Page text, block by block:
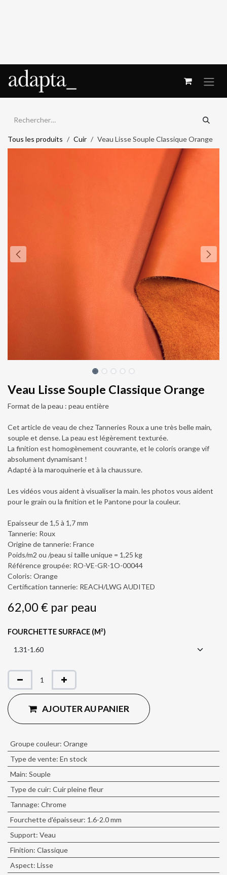
Tous les produits Cuir Veau Lisse Souple Classique Orange
Veau Lisse Souple Classique Orange
Format de la peau : peau entière
Cet article de veau de chez Tanneries Roux a une très belle main,
souple et dense. La peau est légèrement texturée.
La finition est homogènement couvrante, et le coloris orange vif
absolument dynamisant !
Adapté à la maroquinerie et à la chaussure.
Les vidéos vous aident à visualiser la main. les photos vous aident
pour le grain ou la finition et le Pantone pour la couleur.
Epaisseur de 1,5 à 1,7 mm
Tannerie: Roux
Origine de tannerie: France
Poids/m2 ou /peau si taille unique = 1,25 kg
Référence groupée: RO-VE-GR-1O-00044
Coloris: Orange
Certification tannerie: REACH/LWG AUDITED
62,00€ par peau
FOURCHETTE SURFACE (M²)
AJOUTER AU PANIER
Groupe couleur: Orange
Type de vente: En stock
Main: Souple
Type de cuir: Cuir pleine fleur
Tannage: Chrome
Fourchette d'épaisseur: 1.6-2.0 mm
Support: Veau
Finition: Classique
Aspect: Lisse